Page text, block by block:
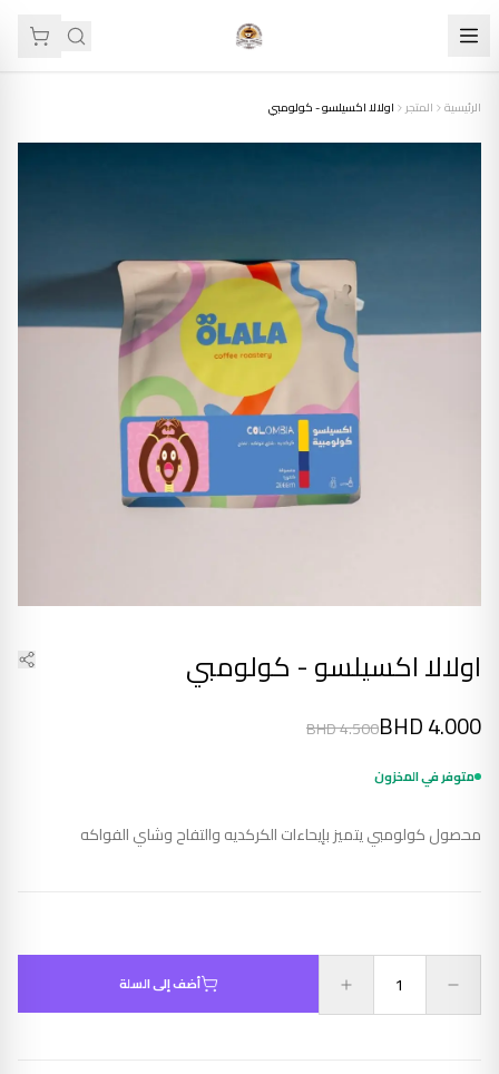
الرئيسية المتجر اولالا اكسيلسو - كولومبي
اولالا اكسيلسو - كولومبي
BHD4.000
BHD4.500
متوفر في المخزون
محصول كولومبي يتميز بإيحاءات الكركديه والتفاح وشاي الفواكه
أضف إلى السلة